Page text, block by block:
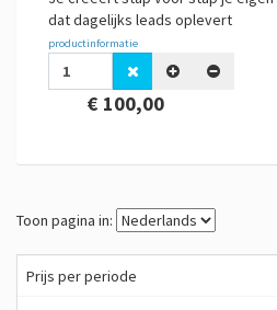
dat dagelijks leads oplevert
productinformatie
€ 100,00
Toon pagina in:
Prijs per periode